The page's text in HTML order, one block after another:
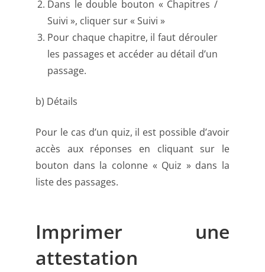
Dans le double bouton « Chapitres /
Suivi », cliquer sur « Suivi »
Pour chaque chapitre, il faut dérouler
les passages et accéder au détail d’un
passage.
b) Détails
Pour le cas d’un quiz, il est possible d’avoir
accès aux réponses en cliquant sur le
bouton dans la colonne « Quiz » dans la
liste des passages.
Imprimer une
attestation